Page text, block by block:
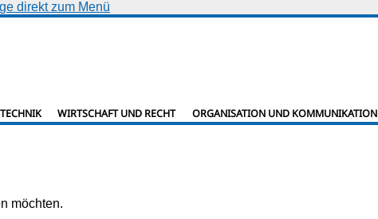
direkt zum Menü
TECHNIK WIRTSCHAFT UND RECHT ORGANISATION UND KOMMUNIKATION
möchten.